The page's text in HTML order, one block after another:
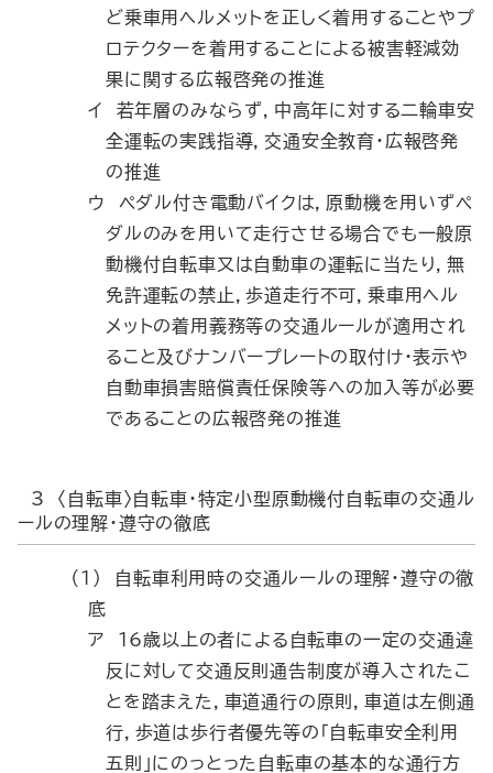
ど乗車用ヘルメットを正しく着用することやプ
ロテクターを着用することによる被害軽減効
果に関する広報啓発の推進
イ 若年層のみならず，中高年に対する二輪車安
全運転の実践指導，交通安全教育・広報啓発
の推進
ウ ペダル付き電動バイクは，原動機を用いずペ
ダルのみを用いて走行させる場合でも一般原
動機付自転車又は自動車の運転に当たり，無
免許運転の禁止，歩道走行不可，乗車用ヘル
メットの着用義務等の交通ルールが適用され
ること及びナンバープレートの取付け・表示や
自動車損害賠償責任保険等への加入等が必要
であることの広報啓発の推進
3 〈自転車〉自転車・特定小型原動機付自転車の交通ル
ールの理解・遵守の徹底
（1） 自転車利用時の交通ルールの理解・遵守の徹
底
ア 16歳以上の者による自転車の一定の交通違
反に対して交通反則通告制度が導入されたこ
とを踏まえた，車道通行の原則，車道は左側通
行，歩道は歩行者優先等の「自転車安全利用
五則」にのっとった自転車の基本的な通行方